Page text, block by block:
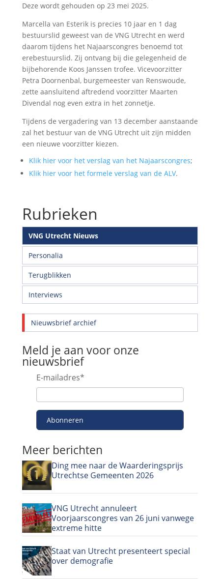
Deze wordt gehouden op 23 mei 2025.
Marcella van Esterik is precies 10 jaar en 1 dag
bestuurslid geweest van de VNG Utrecht en werd
daarom tijdens het Najaarscongres benoemd tot
erebestuurslid. Zij ontvang bij die gelegenheid de
bijbehorende Koos Janssen trofee. Vicevoorzitter
Petra Doornenbal, burgemeester van Renswoude,
zette aansluitend aftredend voorzitter Maarten
Divendal nog even extra in het zonnetje.
Tijdens de vergadering van 13 december aanstaande
zal het bestuur van de VNG Utrecht uit zijn midden
een nieuwe voorzitter kiezen.
Klik hier voor het verslag van het Najaarscongres;
Klik hier voor het formele verslag van de ALV.
Rubrieken
VNG Utrecht Nieuws
Personalia
Terugblikken
Interviews
Nieuwsbrief archief
Meld je aan voor onze
nieuwsbrief
E-mailadres*
Abonneren
Meer berichten
Ding mee naar de Waarderingsprijs
Utrechtse Gemeenten 2026
VNG Utrecht annuleert
Voorjaarscongres van 26 juni vanwege
extreme hitte
Staat van Utrecht presenteert special
over demografie